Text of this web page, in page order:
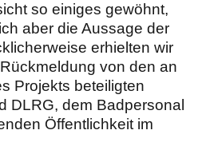
so einiges gewöhnt,
aber die Aussage der
erhielten wir
von den an
Projekts beteiligten
DLRG, dem Badpersonal
Öffentlichkeit im